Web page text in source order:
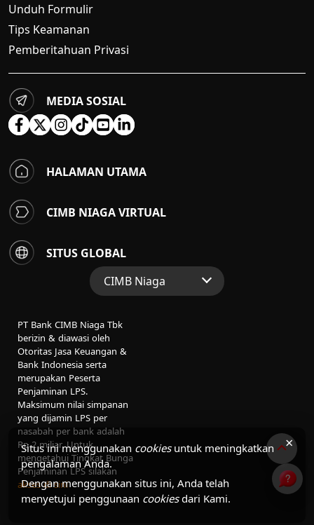
×
Situs ini menggunakan cookiesuntuk meningkatkan
pengalaman Anda.
Dengan menggunakan situs ini, Anda telah
menyetujui penggunaan cookiesdari Kami.
Unduh Formulir
Tips Keamanan
Pemberitahuan Privasi
MEDIA SOSIAL
HALAMAN UTAMA
CIMB NIAGA VIRTUAL
SITUS GLOBAL
CIMB Niaga
Perbankan Konsumen
Perbankan Syariah
PT Bank CIMB Niaga Tbk
berizin & diawasi oleh
Otoritas Jasa Keuangan &
Bank Indonesia serta
merupakan Peserta
Penjaminan LPS.
Maksimum nilai simpanan
yang dijamin LPS per
nasabah per bank adalah
Rp 2 miliar. Untuk
mengetahui Tingkat Bunga
Penjaminan LPS silakan
akses di sini